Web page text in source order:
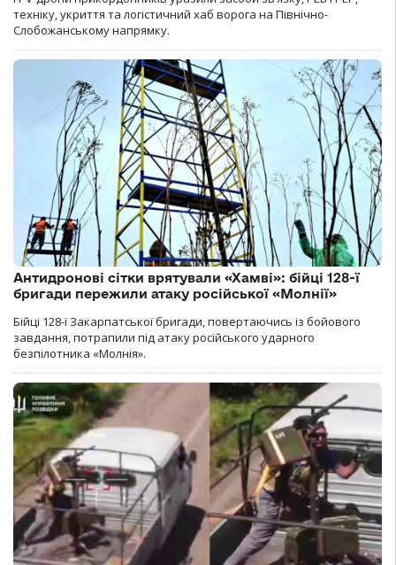
техніку, укриття та логістичний хаб ворога на Північно-
Слобожанському напрямку.
Антидронові сітки врятували «Хамві»: бійці 128-ї
бригади пережили атаку російської «Молнії»
Бійці 128-ї Закарпатської бригади, повертаючись із бойового
завдання, потрапили під атаку російського ударного
безпілотника «Молнія».